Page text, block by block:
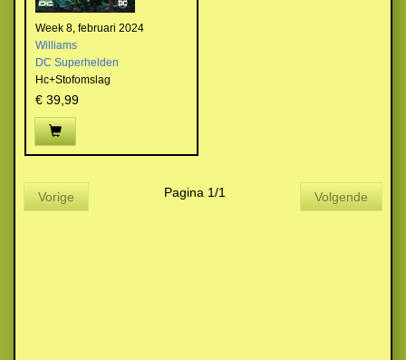
Week 8, februari 2024
Williams
DC Superhelden
Hc+Stofomslag
€ 39,99
Vorige Pagina 1/1 Volgende